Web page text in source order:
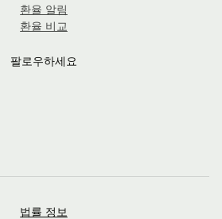
환율 알림
환율 비교
팔로우하세요
법률 정보